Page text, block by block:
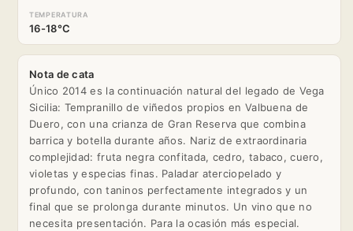
TEMPERATURA
16-18°C
Nota de cata
Único 2014 es la continuación natural del legado de Vega
Sicilia: Tempranillo de viñedos propios en Valbuena de
Duero, con una crianza de Gran Reserva que combina
barrica y botella durante años. Nariz de extraordinaria
complejidad: fruta negra confitada, cedro, tabaco, cuero,
violetas y especias finas. Paladar aterciopelado y
profundo, con taninos perfectamente integrados y un
final que se prolonga durante minutos. Un vino que no
necesita presentación. Para la ocasión más especial.